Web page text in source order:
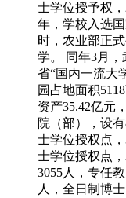
士学位授予权
年，学校入选
时，农业部正
学。 同年3月，
省“国内一流大
园占地面积
资产35.42亿元
院（部），设
士学位授权点
士学位授权点
3055人，专任
人，全日制博